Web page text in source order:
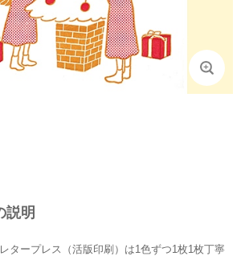
説明
タープレス（活版印刷）は1色ずつ1枚1枚丁寧